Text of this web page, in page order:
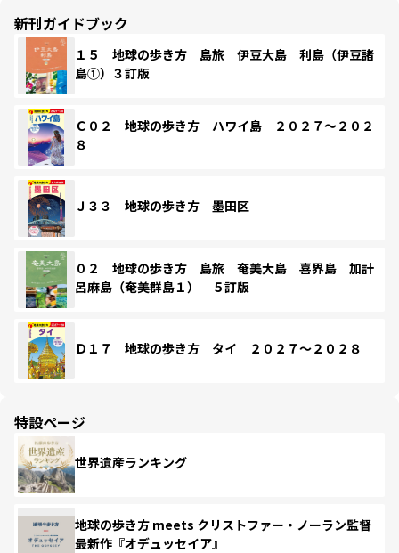
新刊ガイドブック
１５ 地球の歩き方 島旅 伊豆大島 利島（伊豆諸
島①）３訂版
Ｃ０２ 地球の歩き方 ハワイ島 ２０２７～２０２
８
Ｊ３３ 地球の歩き方 墨田区
０２ 地球の歩き方 島旅 奄美大島 喜界島 加計
呂麻島（奄美群島１） ５訂版
Ｄ１７ 地球の歩き方 タイ ２０２７～２０２８
特設ページ
世界遺産ランキング
地球の歩き方 meets クリストファー・ノーラン監督
最新作『オデュッセイア』